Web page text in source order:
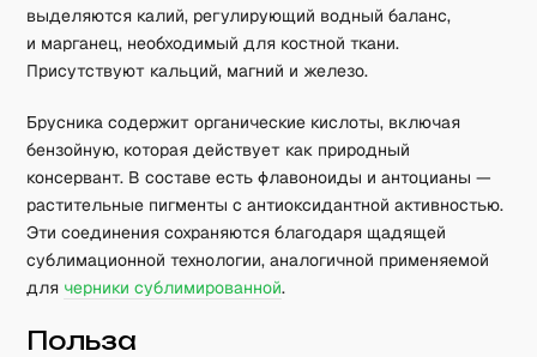
выделяются калий, регулирующий водный баланс,
и марганец, необходимый для костной ткани.
Присутствуют кальций, магний и железо.
Брусника содержит органические кислоты, включая
бензойную, которая действует как природный
консервант. В составе есть флавоноиды и антоцианы —
растительные пигменты с антиоксидантной активностью.
Эти соединения сохраняются благодаря щадящей
сублимационной технологии, аналогичной применяемой
для черники сублимированной.
Польза